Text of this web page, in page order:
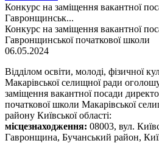
Конкурс на заміщення вакантної
Гавронщинськ...
Конкурс на заміщення вакантної
Гавронщинської початкової школи
06.05.2024
Відділом освіти, молоді, фізичної
Макарівської селищної ради
заміщення вакантної посади
початкової школи Макарівської
району Київської області:
місцезнаходження: 08003, вул.
Гавронщина, Бучанський район,